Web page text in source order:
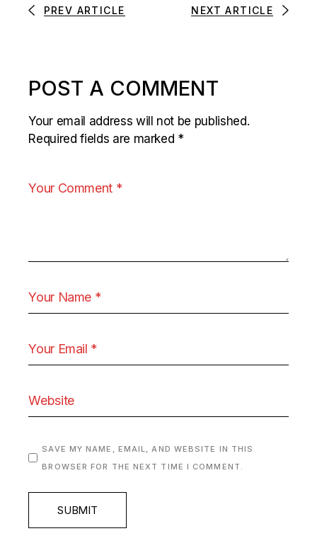
PREV ARTICLE NEXT ARTICLE
POST A COMMENT
Your email address will not be published.
Required fields are marked *
SAVE MY NAME, EMAIL, AND WEBSITE IN THIS
BROWSER FOR THE NEXT TIME I COMMENT.
SUBMIT